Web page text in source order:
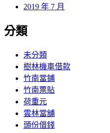
2019 年 7 月
分類
未分類
樹林機車借款
竹南當鋪
竹南票貼
荷重元
雲林當舖
頭份借錢